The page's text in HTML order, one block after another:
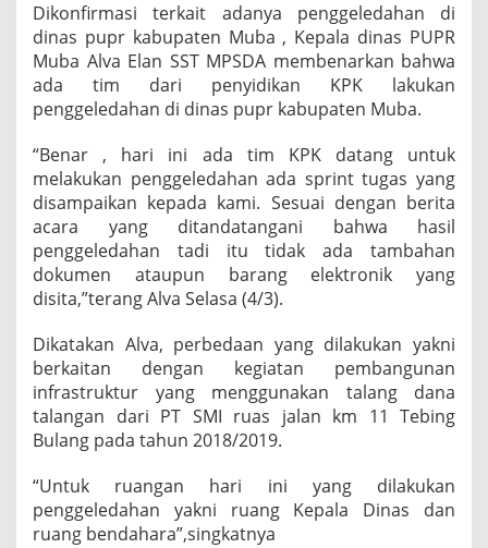
o
r
D
n
a
P
U
P
R
M
u
b
a
Dikonfirmasi terkait adanya penggeledahan di
dinas pupr kabupaten Muba , Kepala dinas PUPR
Muba Alva Elan SST MPSDA membenarkan bahwa
ada tim dari penyidikan KPK lakukan
penggeledahan di dinas pupr kabupaten Muba.
“Benar , hari ini ada tim KPK datang untuk
melakukan penggeledahan ada sprint tugas yang
disampaikan kepada kami. Sesuai dengan berita
acara yang ditandatangani bahwa hasil
penggeledahan tadi itu tidak ada tambahan
dokumen ataupun barang elektronik yang
disita,”terang Alva Selasa (4/3).
Dikatakan Alva, perbedaan yang dilakukan yakni
berkaitan dengan kegiatan pembangunan
infrastruktur yang menggunakan talang dana
talangan dari PT SMI ruas jalan km 11 Tebing
Bulang pada tahun 2018/2019.
“Untuk ruangan hari ini yang dilakukan
penggeledahan yakni ruang Kepala Dinas dan
ruang bendahara”,singkatnya